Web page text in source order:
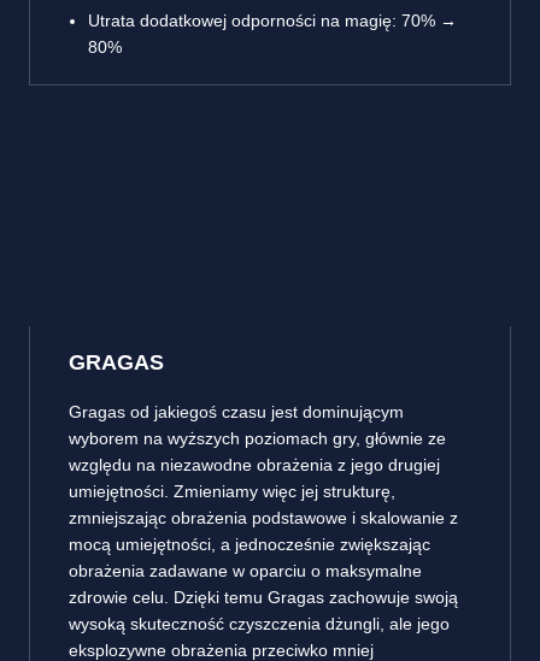
Utrata dodatkowej odporności na magię: 70% →
80%
GRAGAS
Gragas od jakiegoś czasu jest dominującym
wyborem na wyższych poziomach gry, głównie ze
względu na niezawodne obrażenia z jego drugiej
umiejętności. Zmieniamy więc jej strukturę,
zmniejszając obrażenia podstawowe i skalowanie z
mocą umiejętności, a jednocześnie zwiększając
obrażenia zadawane w oparciu o maksymalne
zdrowie celu. Dzięki temu Gragas zachowuje swoją
wysoką skuteczność czyszczenia dżungli, ale jego
eksplozywne obrażenia przeciwko mniej